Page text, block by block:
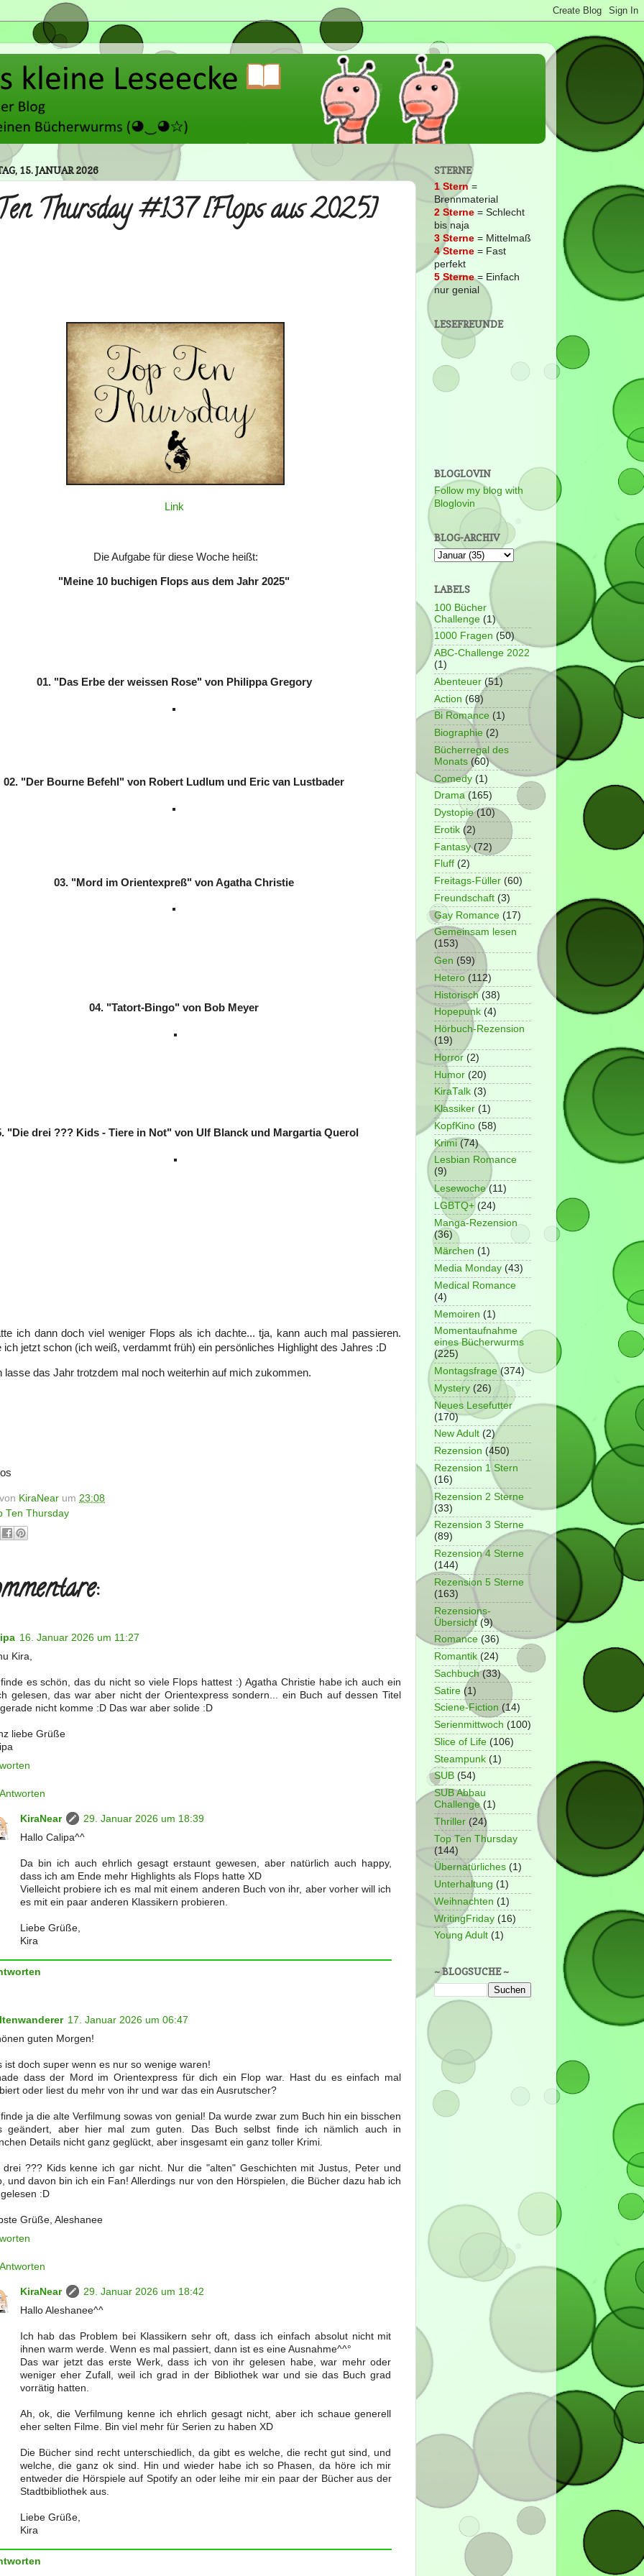
15. JANUAR 2026
Thursday #137 [Flops aus 2025]
Link
Die Aufgabe für diese Woche heißt:
"Meine 10 buchigen Flops aus dem Jahr 2025"
01. "Das Erbe der weissen Rose" von Philippa Gregory
02. "Der Bourne Befehl" von Robert Ludlum und Eric van Lustbader
03. "Mord im Orientexpreß" von Agatha Christie
04. "Tatort-Bingo" von Bob Meyer
"Die drei ??? Kids - Tiere in Not" von Ulf Blanck und Margartia Querol
ich dann doch viel weniger Flops als ich dachte... tja, kann auch mal passieren.
ich jetzt schon (ich weiß, verdammt früh) ein persönliches Highlight des Jahres :D
lasse das Jahr trotzdem mal noch weiterhin auf mich zukommen.
KiraNear um 23:08
Ten Thursday
16. Januar 2026 um 11:27
Kira,
es schön, das du nicht so viele Flops hattest :) Agatha Christie habe ich auch ein
gelesen, das war aber nicht der Orientexpress sondern... ein Buch auf dessen Titel
nicht komme :D Das war aber solide :D
liebe Grüße
KiraNear
29. Januar 2026 um 18:39
Hallo Calipa^^
Da bin ich auch ehrlich gesagt erstaunt gewesen, aber natürlich auch happy,
dass ich am Ende mehr Highlights als Flops hatte XD
Vielleicht probiere ich es mal mit einem anderen Buch von ihr, aber vorher will ich
es mit ein paar anderen Klassikern probieren.
Liebe Grüße,
Kira
17. Januar 2026 um 06:47
guten Morgen!
ist doch super wenn es nur so wenige waren!
dass der Mord im Orientexpress für dich ein Flop war. Hast du es einfach mal
oder liest du mehr von ihr und war das ein Ausrutscher?
ja die alte Verfilmung sowas von genial! Da wurde zwar zum Buch hin ein bisschen
geändert, aber hier mal zum guten. Das Buch selbst finde ich nämlich auch in
Details nicht ganz geglückt, aber insgesamt ein ganz toller Krimi.
drei ??? Kids kenne ich gar nicht. Nur die "alten" Geschichten mit Justus, Peter und
und davon bin ich ein Fan! Allerdings nur von den Hörspielen, die Bücher dazu hab ich
:D
Grüße, Aleshanee
KiraNear
29. Januar 2026 um 18:42
Hallo Aleshanee^^
Ich hab das Problem bei Klassikern sehr oft, dass ich einfach absolut nicht mit
ihnen warm werde. Wenn es mal passiert, dann ist es eine Ausnahme^^°
Das war jetzt das erste Werk, dass ich von ihr gelesen habe, war mehr oder
weniger eher Zufall, weil ich grad in der Bibliothek war und sie das Buch grad
vorrätig hatten.
Ah, ok, die Verfilmung kenne ich ehrlich gesagt nicht, aber ich schaue generell
eher selten Filme. Bin viel mehr für Serien zu haben XD
Die Bücher sind recht unterschiedlich, da gibt es welche, die recht gut sind, und
welche, die ganz ok sind. Hin und wieder habe ich so Phasen, da höre ich mir
entweder die Hörspiele auf Spotify an oder leihe mir ein paar der Bücher aus der
Stadtbibliothek aus.
Liebe Grüße,
Kira
STERNE
1 Stern =
Brennmaterial
2 Sterne = Schlecht
bis naja
3 Sterne = Mittelmaß
4 Sterne = Fast
perfekt
5 Sterne= Einfach
nur genial
LESEFREUNDE
BLOGLOVIN
Follow my blog with
Bloglovin
BLOG-ARCHIV
LABELS
100 Bücher
Challenge (1)
1000 Fragen (50)
ABC-Challenge 2022
(1)
Abenteuer (51)
Action (68)
Bi Romance (1)
Biographie (2)
Bücherregal des
Monats (60)
Comedy (1)
Drama (165)
Dystopie (10)
Erotik (2)
Fantasy (72)
Fluff (2)
Freitags-Füller (60)
Freundschaft (3)
Gay Romance (17)
Gemeinsam lesen
(153)
Gen (59)
Hetero (112)
Historisch (38)
Hopepunk (4)
Hörbuch-Rezension
(19)
Horror (2)
Humor (20)
KiraTalk (3)
Klassiker (1)
KopfKino (58)
Krimi (74)
Lesbian Romance
(9)
Lesewoche (11)
LGBTQ+ (24)
Manga-Rezension
(36)
Märchen (1)
Media Monday (43)
Medical Romance
(4)
Memoiren (1)
Momentaufnahme
eines Bücherwurms
(225)
Montagsfrage (374)
Mystery (26)
Neues Lesefutter
(170)
New Adult (2)
Rezension (450)
Rezension 1 Stern
(16)
Rezension 2 Sterne
(33)
Rezension 3 Sterne
(89)
Rezension 4 Sterne
(144)
Rezension 5 Sterne
(163)
Rezensions-
Übersicht (9)
Romance (36)
Romantik (24)
Sachbuch (33)
Satire (1)
Sciene-Fiction (14)
Serienmittwoch (100)
Slice of Life (106)
Steampunk (1)
SUB (54)
SUB Abbau
Challenge (1)
Thriller (24)
Top Ten Thursday
(144)
Übernatürliches (1)
Unterhaltung (1)
Weihnachten (1)
WritingFriday (16)
Young Adult (1)
~ BLOGSUCHE ~